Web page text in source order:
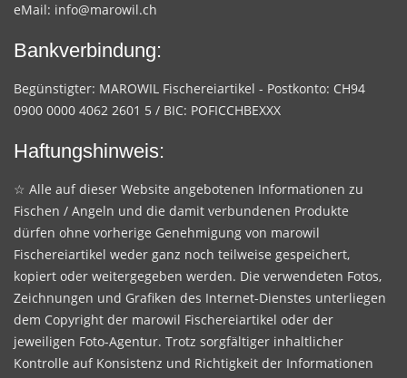
eMail: info@marowil.ch
Bankverbindung:
Begünstigter: MAROWIL Fischereiartikel - Postkonto: CH94
0900 0000 4062 2601 5 / BIC: POFICCHBEXXX
Haftungshinweis:
☆ Alle auf dieser Website angebotenen Informationen zu
Fischen / Angeln und die damit verbundenen Produkte
dürfen ohne vorherige Genehmigung von marowil
Fischereiartikel weder ganz noch teilweise gespeichert,
kopiert oder weitergegeben werden. Die verwendeten Fotos,
Zeichnungen und Grafiken des Internet-Dienstes unterliegen
dem Copyright der marowil Fischereiartikel oder der
jeweiligen Foto-Agentur. Trotz sorgfältiger inhaltlicher
Kontrolle auf Konsistenz und Richtigkeit der Informationen